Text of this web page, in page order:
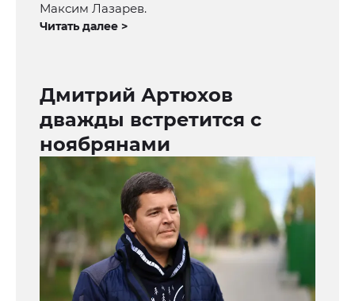
Максим Лазарев.
Читать далее >
Дмитрий Артюхов
дважды встретится с
ноябрянами